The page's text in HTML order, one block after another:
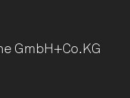
GmbH+Co.KG